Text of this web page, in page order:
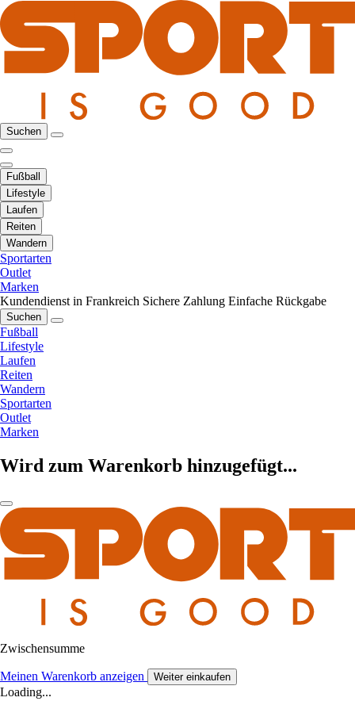
Suchen
Fußball
Lifestyle
Laufen
Reiten
Wandern
Sportarten
Outlet
Marken
Kundendienst in Frankreich Sichere Zahlung Einfache Rückgabe
Suchen
Fußball
Lifestyle
Laufen
Reiten
Wandern
Sportarten
Outlet
Marken
Wird zum Warenkorb hinzugefügt...
Zwischensumme
Meinen Warenkorb anzeigen Weiter einkaufen
Loading...